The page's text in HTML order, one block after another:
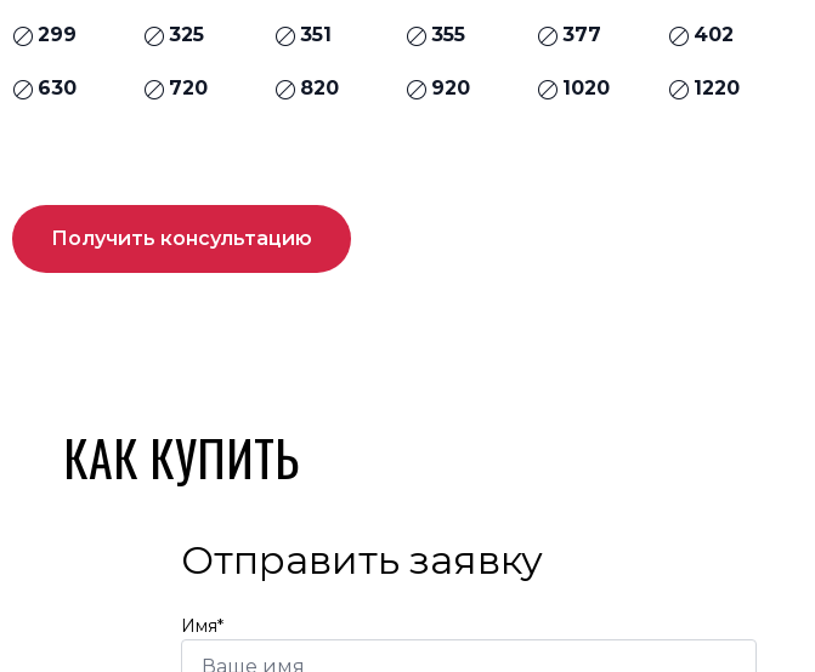
299 325 351 355 377 402
630 720 820 920 1020 1220
Получить консультацию
КАК КУПИТЬ
Отправить заявку
Имя*